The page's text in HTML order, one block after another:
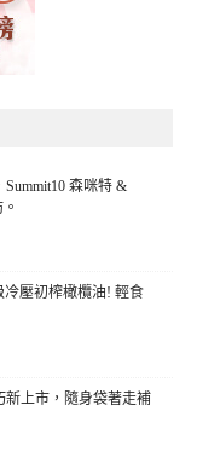
森咪特 &
壓初榨橄欖油! 輕食
新上市，隨身袋著走補